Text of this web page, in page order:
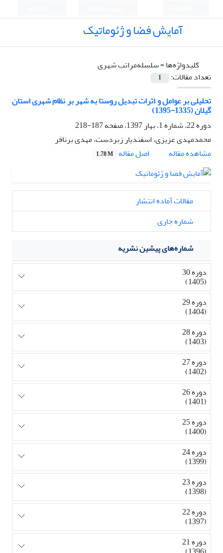
آمایش فضا و ژئوماتیک
کلیدواژه‌ها =سلسله‌مراتب شهری
تعداد مقالات:
1
تحلیلی بر عوامل و اثرات تبدیل روستا به شهر بر نظام شهری استان
گیلان (1335-1395)
دوره 22، شماره 1، بهار 1397، صفحه
187-218
محمدمهدی عزیزی، اسفندیار زبردست، مهدی برنافر
مشاهده مقاله
اصل مقاله 1.78 M
مقالات آماده انتشار
شماره جاری
شماره‌های پیشین نشریه
دوره 30
(1405)
دوره 29
(1404)
دوره 28
(1403)
دوره 27
(1402)
دوره 26
(1401)
دوره 25
(1400)
دوره 24
(1399)
دوره 23
(1398)
دوره 22
(1397)
دوره 21